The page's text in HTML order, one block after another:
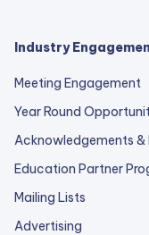
Industry
Meeting Engagement
Year Round
Acknowledgements &
Education Partner
Mailing Lists
Advertising